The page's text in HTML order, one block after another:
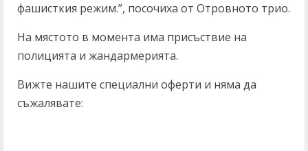
фашисткия режим.”, посочиха от Отровното трио.
На мястото в момента има присъствие на
полицията и жандармерията.
Вижте нашите специални оферти и няма да
съжалявате: